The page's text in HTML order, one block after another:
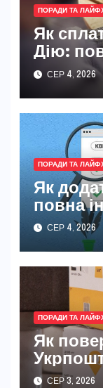
ПОРАДИ ТА
Як
Дію:
СЕР 4, 2026
ПОРАДИ ТА
Як
повна
СЕР 4, 2026
ПОРАДИ ТА
Як
2026 рік
СЕР 3, 2026